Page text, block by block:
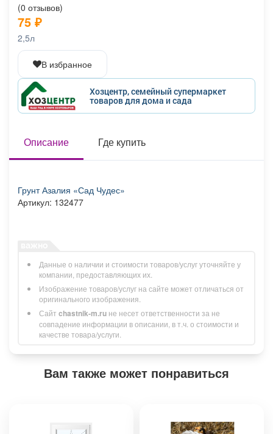
Афиша
Товары Поздравления Погода
(0 отзывов)
75 ₽
2,5л
В избранное
Хозцентр, семейный супермаркет
товаров для дома и сада
Описание Где купить
Грунт Азалия «Сад Чудес»
Артикул: 132477
Данные о наличии и стоимости товаров/услуг уточняйте у
компании, предоставляющих их.
Изображение товаров/услуг на сайте может отличаться от
оригинального изображения.
Сайт chastnik-m.ru не несет ответственности за не
совпадение информации в описании, в т.ч. о стоимости и
качестве товара/услуги.
Вам также может понравиться